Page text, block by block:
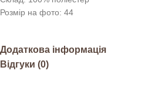
Розмір на фото: 44
Додаткова інформація
Відгуки (0)